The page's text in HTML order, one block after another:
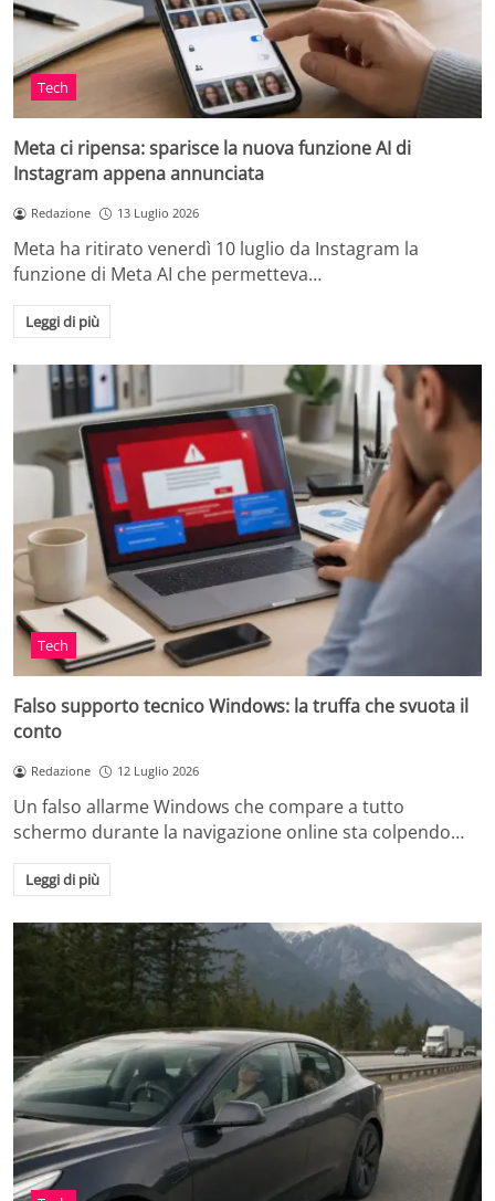
Tech
Meta ci ripensa: sparisce la nuova funzione AI di
Instagram appena annunciata
Redazione 13 Luglio 2026
Meta ha ritirato venerdì 10 luglio da Instagram la
funzione di Meta AI che permetteva…
Leggi di più
Tech
Falso supporto tecnico Windows: la truffa che svuota il
conto
Redazione 12 Luglio 2026
Un falso allarme Windows che compare a tutto
schermo durante la navigazione online sta colpendo…
Leggi di più